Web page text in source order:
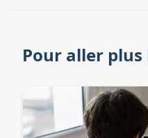
Pour aller plus